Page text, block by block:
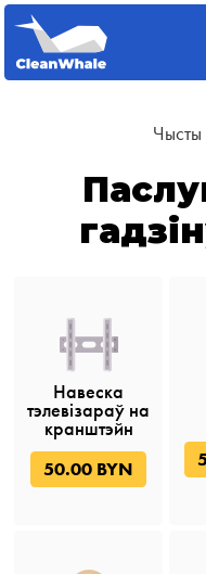
Чысты
Навеска
тэлевізараў на
кранштэйн
50.00 BYN